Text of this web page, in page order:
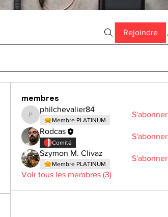
Rejoindre
membres
philchevalier84
philchevalier84
Membre PLATINUM
S'abonner
Rodcas
Comité
S'abonner
Szymon M. Clivaz
Membre PLATINUM
S'abonner
Voir tous les membres (3)